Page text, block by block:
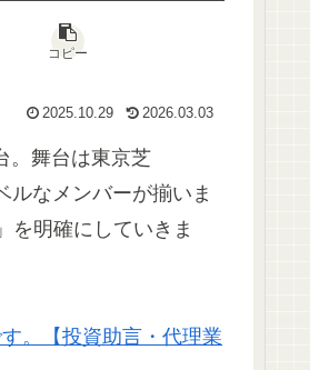
コピー
2025.10.29 2026.03.03
。舞台は東京芝
ルなメンバーが揃いま
を明確にしていきま
。【投資助言・代理業